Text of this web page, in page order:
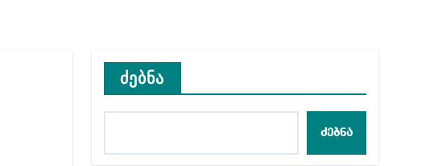
– გია ხუხაშვილი
გამოძიებიდან შესაძლო სისხლის სამართლის საქმემდე
ძებნა
ძებნა